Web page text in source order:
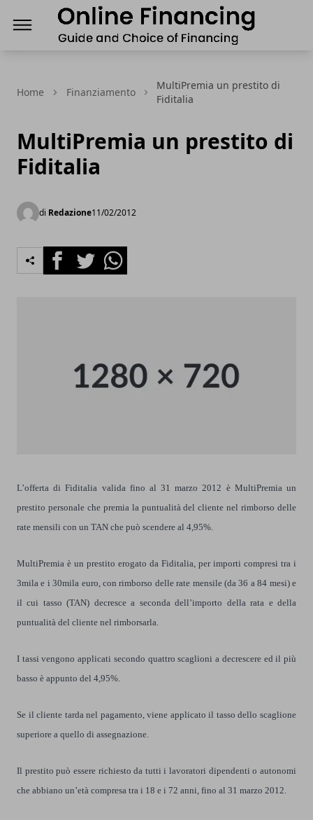
Home Finanziamento
MultiPremia un prestito di
Fiditalia
MultiPremia un prestito di
Fiditalia
di Redazione11/02/2012
FacebookTwitterWhatsapp
L’offerta di Fiditalia valida fino al 31 marzo 2012 è MultiPremia un
prestito personale che premia la puntualità del cliente nel rimborso delle
rate mensili con un TAN che può scendere al 4,95%.
MultiPremia è un prestito erogato da Fiditalia, per importi compresi tra i
3mila e i 30mila euro, con rimborso delle rate mensile (da 36 a 84 mesi) e
il cui tasso (TAN) decresce a seconda dell’importo della rata e della
puntualità del cliente nel rimborsarla.
I tassi vengono applicati secondo quattro scaglioni a decrescere ed il più
basso è appunto del 4,95%.
Se il cliente tarda nel pagamento, viene applicato il tasso dello scaglione
superiore a quello di assegnazione.
Il prestito può essere richiesto da tutti i lavoratori dipendenti o autonomi
che abbiano un’età compresa tra i 18 e i 72 anni, fino al 31 marzo 2012.